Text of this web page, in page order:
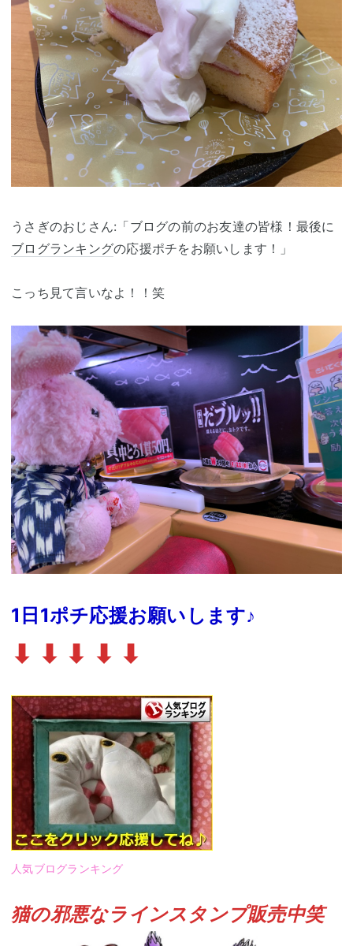
うさぎのおじさん:「ブログの前のお友達の皆様！最後に
ブログランキングの応援ポチをお願いします！」
こっち見て言いなよ！！笑
1日1ポチ応援お願いします♪
⬇︎ ⬇︎ ⬇︎ ⬇︎ ⬇︎
人気ブログランキング
猫の邪悪なラインスタンプ販売中笑